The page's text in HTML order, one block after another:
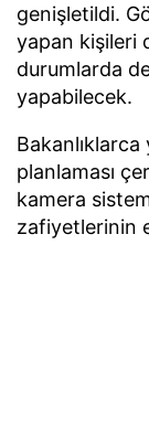
genişletildi.
yapan kişileri
durumlarda
yapabilecek.
planlaması
kamera
zafiyetlerinin